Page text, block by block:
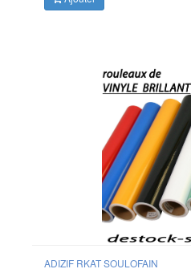
ADIZIF RKAT SOULOFAIN